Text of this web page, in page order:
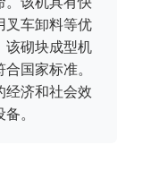
叉车卸料等优
该砌块成型机
国家标准。
经济和社会效
。